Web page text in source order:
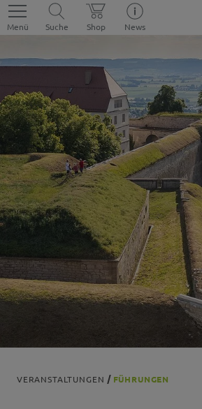
Menü Suche Shop
News
VERANSTALTUNGEN FÜHRUNGEN